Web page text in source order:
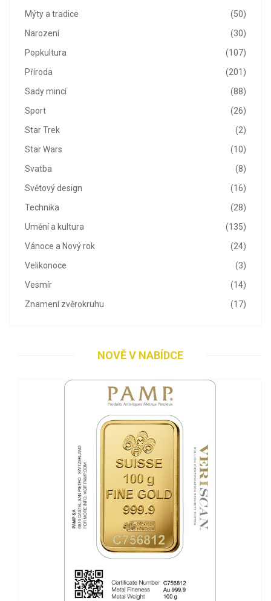
(50)
Mýty a tradice
(30)
Narození
(107)
Popkultura
(201)
Příroda
(88)
Sady mincí
(26)
Sport
(2)
Star Trek
(10)
Star Wars
(8)
Svatba
(16)
Světový design
(28)
Technika
(135)
Umění a kultura
(24)
Vánoce a Nový rok
(3)
Velikonoce
(14)
Vesmír
(17)
Znamení zvěrokruhu
NOVĚ V NABÍDCE